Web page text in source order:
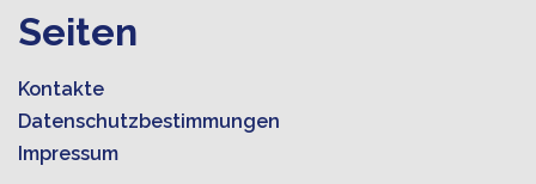
Seiten
Kontakte
Datenschutzbestimmungen
Impressum